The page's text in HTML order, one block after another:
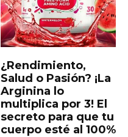
¿Rendimiento,
Salud o Pasión? ¡La
Arginina lo
multiplica por 3! El
secreto para que tu
cuerpo esté al 100%